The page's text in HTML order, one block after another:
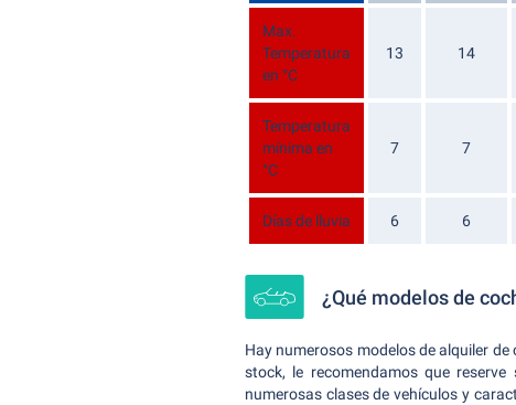
Max.
Temperatura
en °C
13 14
Temperatura
mínima en
°C
7 7
Días de lluvia 6 6
¿Qué modelos de
Hay numerosos modelos de alquiler
stock, le recomendamos que
numerosas clases de vehículos y